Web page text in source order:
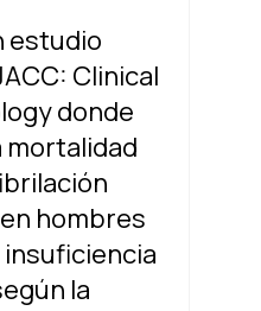
estudio
Clinical
donde
mortalidad
hombres
la